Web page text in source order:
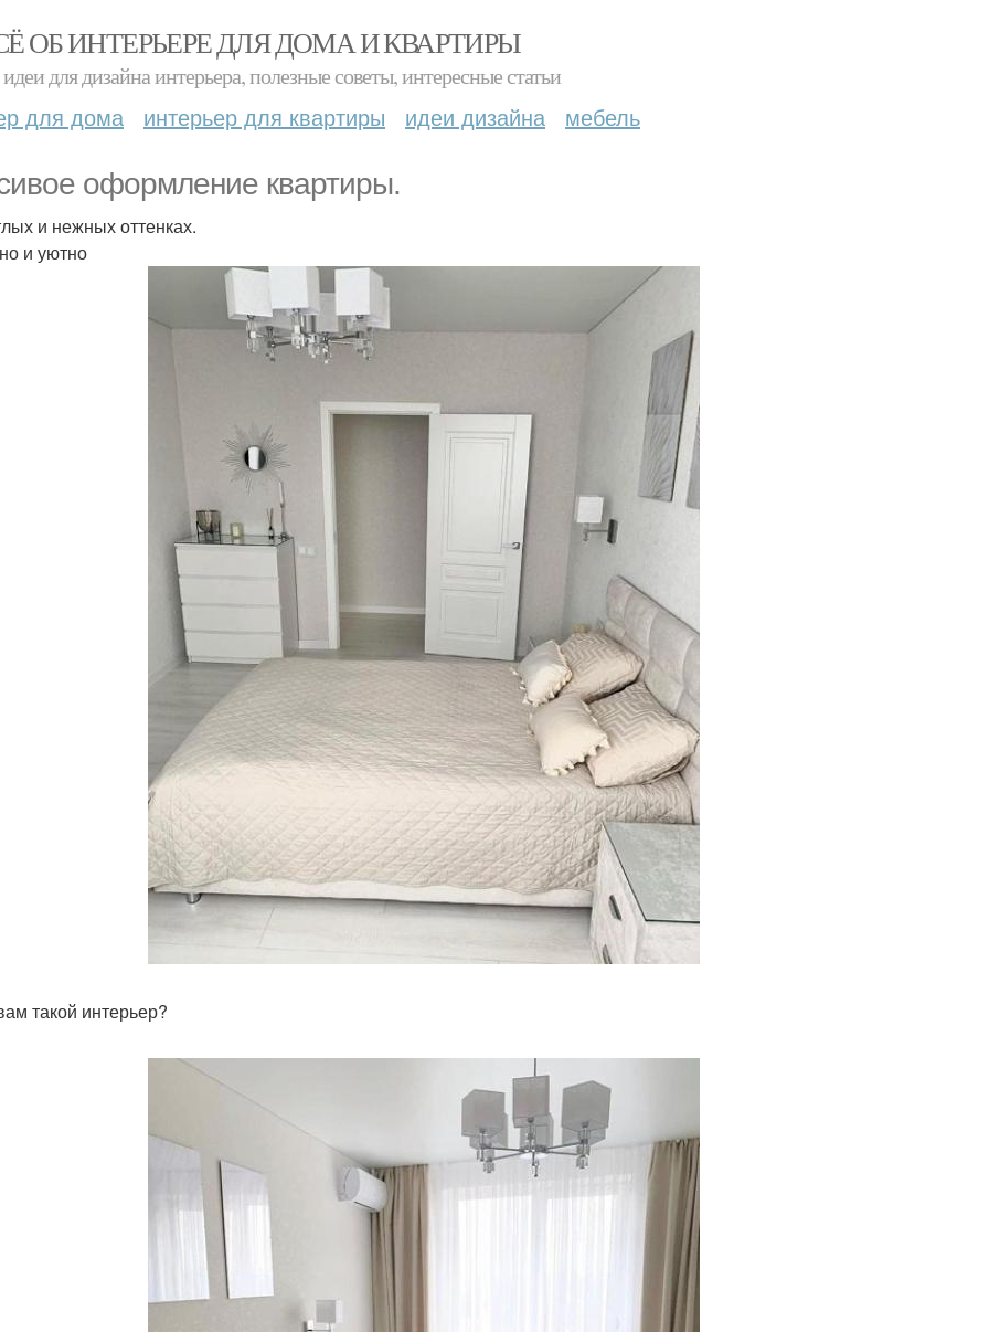
ОБ ИНТЕРЬЕРЕ ДЛЯ ДОМА И КВАРТИРЫ
для дизайна интерьера, полезные советы, интересные статьи
для дома интерьер для квартиры идеи дизайна мебель
оформление квартиры.
и нежных оттенках.
и уютно
такой интерьер?